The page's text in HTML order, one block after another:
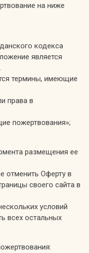
на ниже
кодекса
является
термины, имеющие
права в
пожертвования»;
размещения ее
отменить Оферту в
своего сайта в
условий
всех остальных